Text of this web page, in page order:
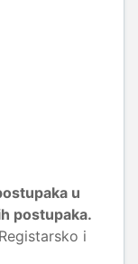
u
postupaka.
i